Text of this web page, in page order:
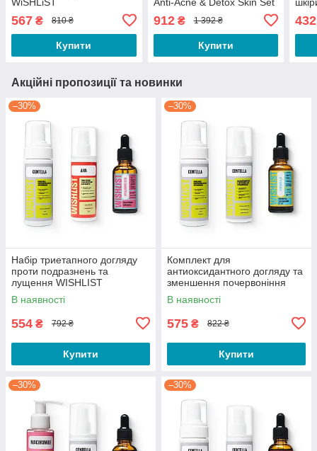
567 ₴ 810 ₴
Купити
912₴ 1 392 ₴
Купити
432
Акційні пропозиції та новинки
–30%
Набір триетапного догляду
проти подразнень та
лущення WISHLIST
В наявності
554 ₴ 792 ₴
Купити
–30%
Комплект для
антиоксидантного догляду та
зменшення почервоніння
WISHLIST
В наявності
575 ₴ 822 ₴
Купити
–30% –30%